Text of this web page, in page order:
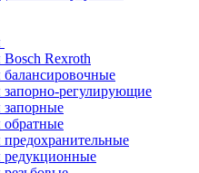
Rexroth
регулирующие